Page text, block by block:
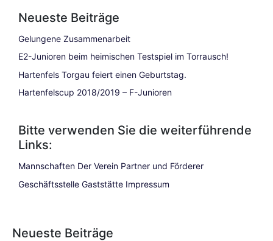
Neueste Beiträge
Gelungene Zusammenarbeit
E2-Junioren beim heimischen Testspiel im Torrausch!
Hartenfels Torgau feiert einen Geburtstag.
Hartenfelscup 2018/2019 – F-Junioren
Bitte verwenden Sie die weiterführende
Links:
Mannschaften Der Verein Partner und Förderer
Geschäftsstelle Gaststätte Impressum
Neueste Beiträge